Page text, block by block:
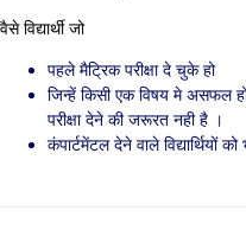
वैसे विद्यार्थी जो
पहले मैट्रिक परीक्षा दे चुके हो
जिन्हें किसी एक विषय मे असफल
परीक्षा देने की जरूरत नही है ।
कंपार्टमेंटल देने वाले विद्यार्थियों